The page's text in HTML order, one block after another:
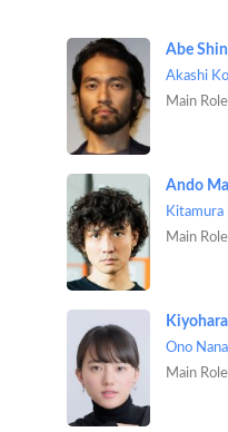
Abe
Akashi
Main Role
Kitamura
Main Role
Ono Nana
Main Role